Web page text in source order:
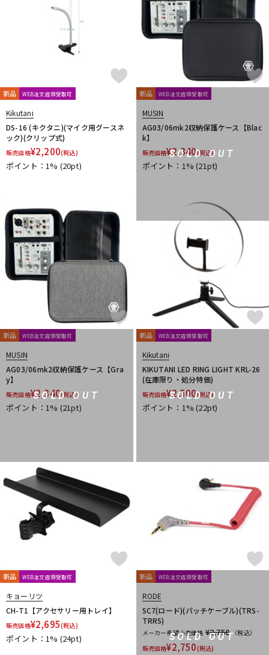
新品 WEB注文店頭受取可
Kikutani
DS-16 (キクタニ)(マイク用グースネ
ック)(クリップ式)
販売価格¥2,200(税込)
ポイント：1% (20pt)
SOLD OUT
新品 WEB注文店頭受取可
MUSIN
AG03/06mk2収納保護ケース【Blac
k】
販売価格¥2,340(税込)
ポイント：1%(21pt)
SOLD OUT
新品 WEB注文店頭受取可
MUSIN
AG03/06mk2収納保護ケース【Gra
y】
販売価格¥2,340(税込)
ポイント：1% (21pt)
SOLD OUT
新品 WEB注文店頭受取可
Kikutani
KIKUTANI LED RING LIGHT KRL-26
(在庫限り・処分特価)
販売価格¥2,500(税込)
ポイント：1%(22pt)
新品 WEB注文店頭受取可
キョーリツ
CH-T1【アクセサリー用トレイ】
販売価格¥2,695(税込)
ポイント：1% (24pt) SOLD OUT
新品 WEB注文店頭受取可
RODE
SC7(ロード)(パッチケーブル)(TRS-
TRRS)
メーカー希望小売価格 ¥2,750 （税込）
販売価格¥2,750(税込)